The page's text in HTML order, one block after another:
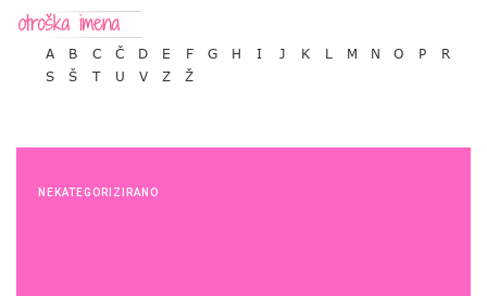
A B C Č D E F G H I J K L M N O P
R
S
Š T U V Z Ž
NEKATEGORIZIRANO